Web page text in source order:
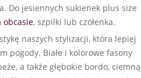
Do jesiennych sukienek plus size
obcasie, szpilki lub czółenka.
naszych stylizacji, która lepiej
pogody. Białe i kolorowe fasony
a także głębokie bordo, ciemną